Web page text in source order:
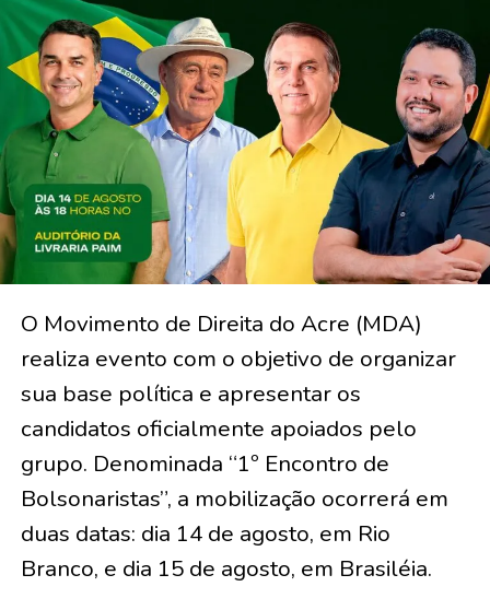
O Movimento de Direita do Acre (MDA)
realiza evento com o objetivo de organizar
sua base política e apresentar os
candidatos oficialmente apoiados pelo
grupo. Denominada “1º Encontro de
Bolsonaristas”, a mobilização ocorrerá em
duas datas: dia 14 de agosto, em Rio
Branco, e dia 15 de agosto, em Brasiléia.